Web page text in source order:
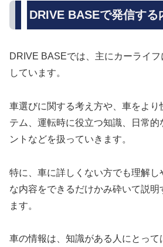
DRIVE BASEで発信する
DRIVE BASEでは、主にカーライ
しています。
車選びに関する考え方や、車をより
テム、運転時に役立つ知識、日常的
ントなどを扱っていきます。
特に、車に詳しくない方でも理解し
な内容をできるだけかみ砕いて説
ます。
車の情報は、知識がある人にとっ